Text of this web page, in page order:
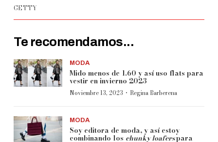
GETTY
Te recomendamos...
MODA
Mido menos de 1.60 y así uso flats para
vestir en invierno 2023
Noviembre 13, 2023 · Regina Barberena
MODA
Soy editora de moda, y así estoy
combinando los chunky loaferspara